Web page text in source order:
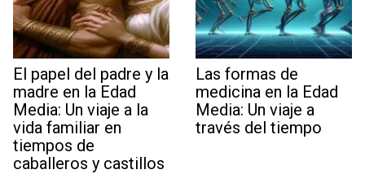
El papel del padre y la
madre en la Edad
Media: Un viaje a la
vida familiar en
tiempos de
caballeros y castillos
Las formas de
medicina en la Edad
Media: Un viaje a
través del tiempo